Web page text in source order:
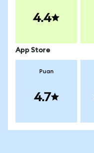
4.4
App Store
Puan
4.7